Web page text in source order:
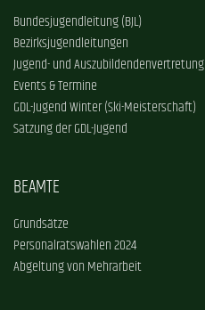
Bundesjugendleitung (BJL)
Bezirksjugendleitungen
Jugend- und Auszubildendenvertretung
Events & Termine
GDL-Jugend Winter (Ski-Meisterschaft)
Satzung der GDL-Jugend
BEAMTE
Grundsätze
Personalratswahlen 2024
Abgeltung von Mehrarbeit